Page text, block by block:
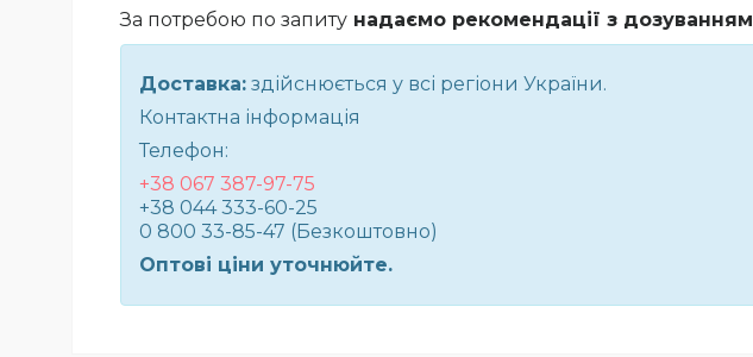
За потребою по запиту надаємо рекомендації з дозуванням
Доставка: здійснюється у всі регіони України.
Контактна інформація
Телефон:
+38 067 387-97-75
+38 044 333-60-25
0 800 33-85-47 (Безкоштовно)
Оптові ціни уточнюйте.